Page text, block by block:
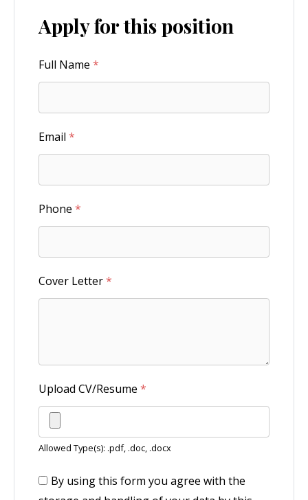
Apply for this position
Full Name *
Email *
Phone *
Cover Letter*
Upload CV/Resume *
Allowed Type(s): .pdf, .doc, .docx
By using this form you agree with the